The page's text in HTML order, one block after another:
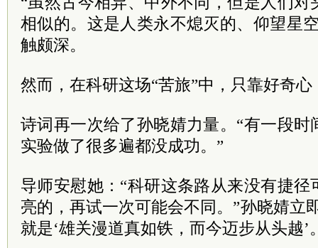
相似的。这是人类永不熄灭的、仰望星
触颇深。
然而，在科研这场“苦旅”中，只靠好奇
诗词再一次给了孙晓婧力量。“有一段
实验做了很多遍都没成功。”
导师安慰她：“科研这条路从来没有捷
亮的，再试一次可能会不同。”孙晓婧立
就是‘雄关漫道真如铁，而今迈步从头越’